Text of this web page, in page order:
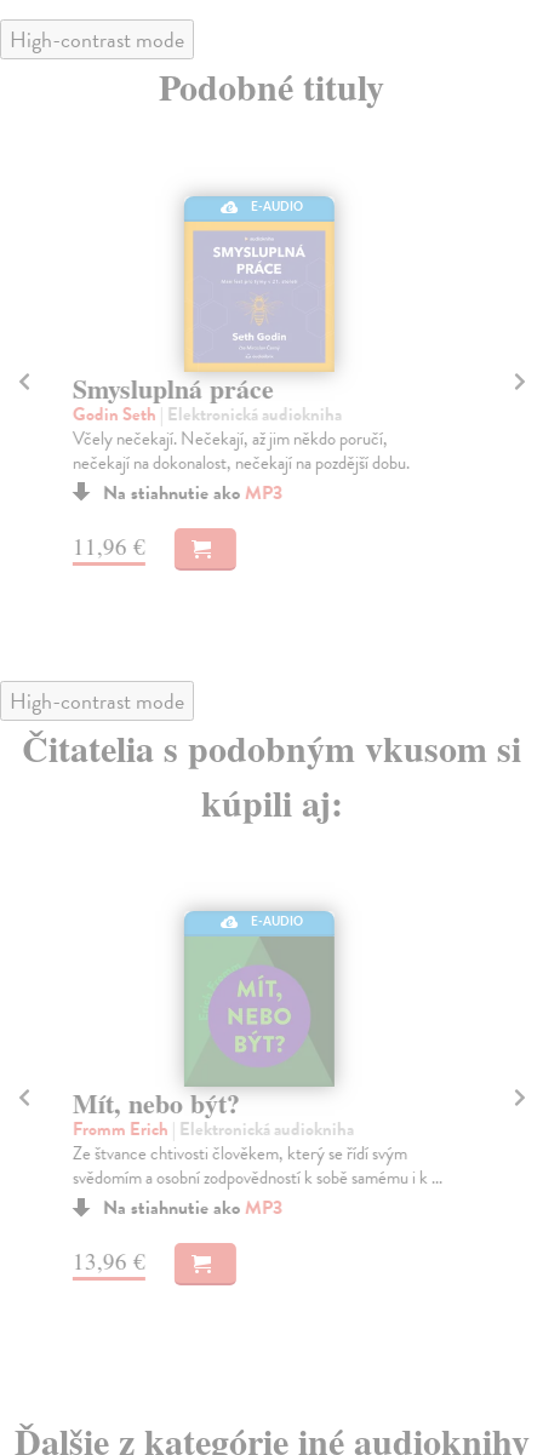
High-contrast mode
Podobné tituly
E-AUDIO
Smysluplná práce
Godin Seth | Elektronická audiokniha
Včely nečekají. Nečekají, až jim někdo poručí,
nečekají na dokonalost, nečekají na pozdější dobu.
Na stiahnutie akoMP3
11,96 €
High-contrast mode
Čitatelia s podobným vkusom si
kúpili aj:
E-AUDIO
Mít, nebo být?
Fromm Erich | Elektronická audiokniha
Ze štvance chtivosti člověkem, který se řídí svým
svědomím a osobní zodpovědností k sobě samému i k ...
Na stiahnutie akoMP3
13,96 €
Ďalšie z kategórie iné audioknihy